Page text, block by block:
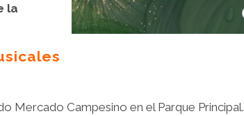
la
Mercado Campesino en el Parque Principal.